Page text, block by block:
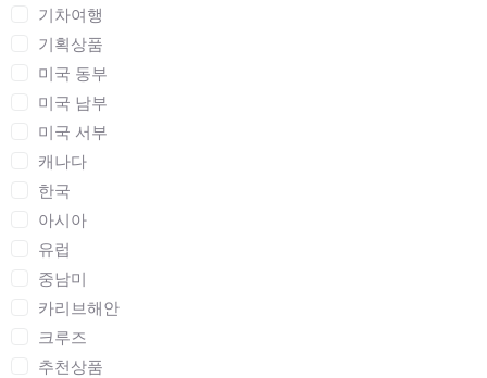
기차여행
기획상품
미국 동부
미국 남부
미국 서부
캐나다
한국
아시아
유럽
중남미
카리브해안
크루즈
추천상품